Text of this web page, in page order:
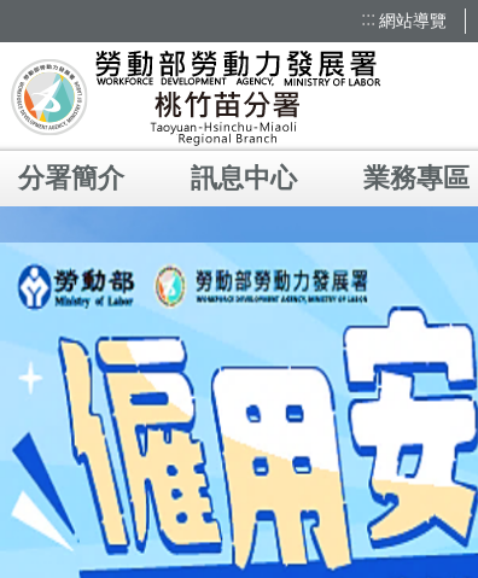
::: 網站導覽
分署簡介 訊息中心 業務專區